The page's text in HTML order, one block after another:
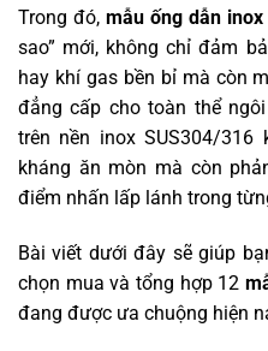
Trong đó,mẫu ống dẫn
sao” mới, không chỉ đảm
hay khí gas bền bỉ mà còn
đẳng cấp cho toàn thể
trên nền inox SUS304/316
kháng ăn mòn mà còn
điểm nhấn lấp lánh trong
Bài viết dưới đây sẽ giúp
chọn mua và tổng hợp 12
đang được ưa chuộng hiện